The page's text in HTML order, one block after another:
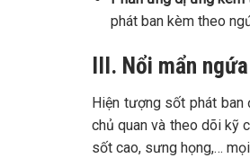
phát ban kèm theo
III. Nổi mẩn
Hiện tượng sốt phát
chủ quan và theo dõi kỹ
sốt cao, sưng họng,…